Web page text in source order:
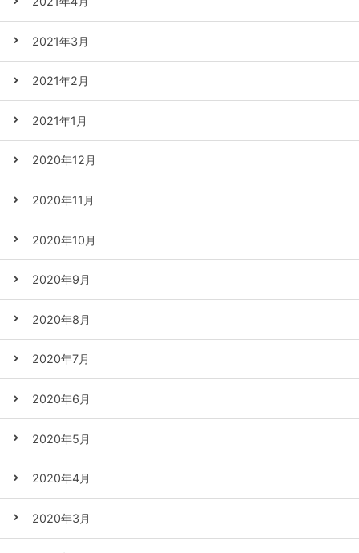
2021年3月
2021年2月
2021年1月
2020年12月
2020年11月
2020年10月
2020年9月
2020年8月
2020年7月
2020年6月
2020年5月
2020年4月
2020年3月